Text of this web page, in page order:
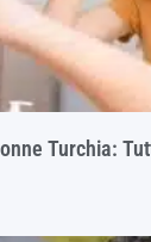
Turchia: